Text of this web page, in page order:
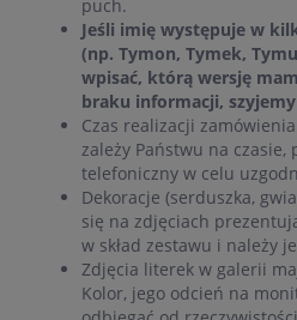
puch.
Jeśli imię występuje w
(np. Tymon, Tymek,
wpisać, którą wersję
braku informacji,
Czas realizacji
zależy Państwu na czasie,
telefoniczny w celu
Dekoracje (serduszka,
się na zdjęciach
w skład zestawu i należy
Zdjęcia literek w galerii
Kolor, jego odcień na